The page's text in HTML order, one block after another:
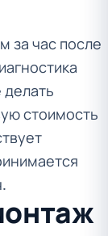
за час после
стоимость